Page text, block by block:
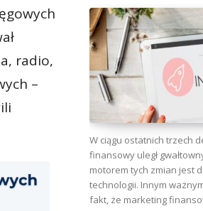
radio,
–
W ciągu ostatnich trzech
finansowy uległ
motorem tych zmian jest
technologii. Innym
fakt, że marketing